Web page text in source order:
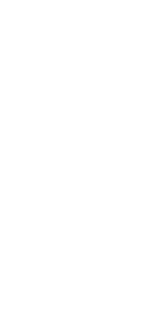
los